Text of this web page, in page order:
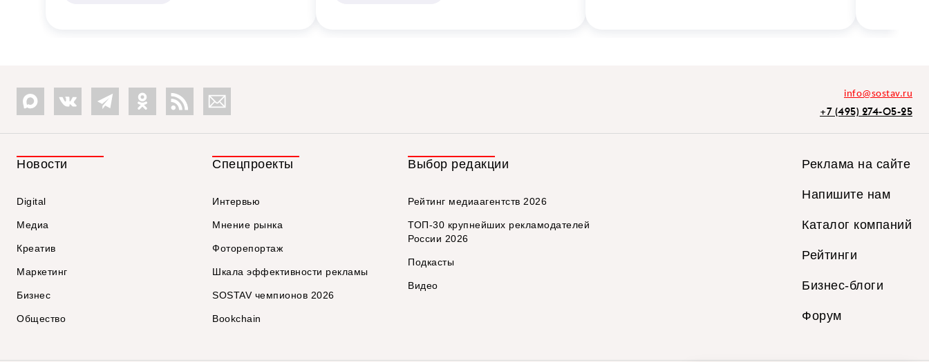
info@sostav.ru
+7 (495) 274-05-25
Новости
Digital
Медиа
Креатив
Маркетинг
Бизнес
Общество
Спецпроекты
Интервью
Мнение рынка
Фоторепортаж
Шкала эффективности рекламы
SOSTAV чемпионов 2026
Bookchain
Выбор редакции
Рейтинг медиаагентств 2026
ТОП-30 крупнейших рекламодателей
России 2026
Подкасты
Видео
Реклама на сайте
Напишите нам
Каталог компаний
Рейтинги
Бизнес-блоги
Форум